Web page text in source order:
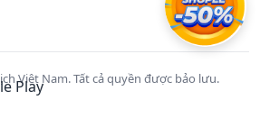
Việt Nam. Tất cả quyền được bảo lưu.